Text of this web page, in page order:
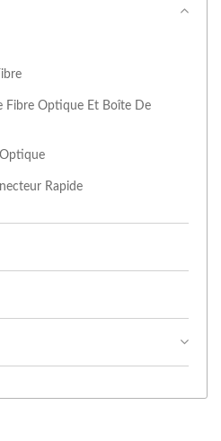
Fibre Optique Et Boîte De
Rapide